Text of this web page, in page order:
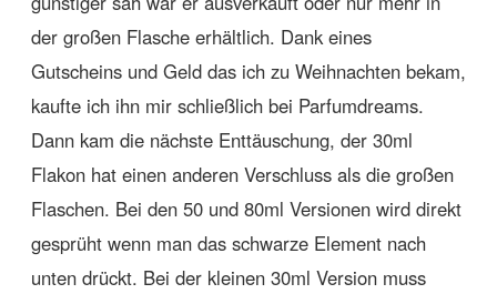
der großen Flasche erhältlich. Dank eines
Gutscheins und Geld das ich zu Weihnachten bekam,
kaufte ich ihn mir schließlich bei Parfumdreams.
Dann kam die nächste Enttäuschung, der 30ml
Flakon hat einen anderen Verschluss als die großen
Flaschen. Bei den 50 und 80ml Versionen wird direkt
gesprüht wenn man das schwarze Element nach
unten drückt. Bei der kleinen 30ml Version muss